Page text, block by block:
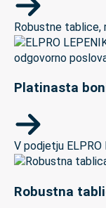
Robustne tablice,
Platinasta
V podjetju
Robustna